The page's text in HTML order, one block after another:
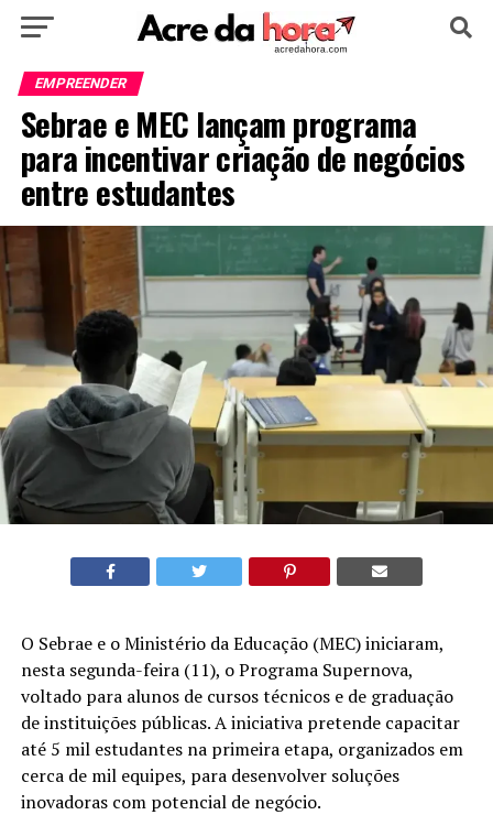
HOME
EDUCAÇÃO NOTÍCIA MUNDO
EMPREENDER
Sebrae e MEC lançam programa
para incentivar criação de negócios
entre estudantes
O Sebrae e o Ministério da Educação (MEC) iniciaram,
nesta segunda-feira (11), o Programa Supernova,
voltado para alunos de cursos técnicos e de graduação
de instituições públicas. A iniciativa pretende capacitar
até 5 mil estudantes na primeira etapa, organizados em
cerca de mil equipes, para desenvolver soluções
inovadoras com potencial de negócio.